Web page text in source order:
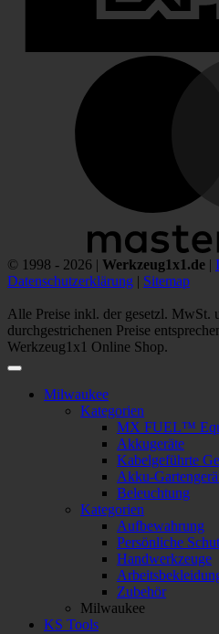
© 1998 - 2026 | Werkzeug1x1.de |
Datenschutzerklärung | Sitemap
Alle Preise inkl. der gesetzl. MwSt.
durchgestrichenen Preise
Werkzeug1x1 Online Shop.
Milwaukee
Kategorien
MX FUEL™
Akkugeräte
Kabelgeführte
Akku-
Beleuchtung
Kategorien
Aufbewahrung
Persönliche
Handwerkzeuge
Zubehör
Milwaukee
KS Tools